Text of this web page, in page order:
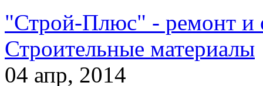
"Строй-Плюс" - ремонт и
Строительные материалы
04 апр, 2014